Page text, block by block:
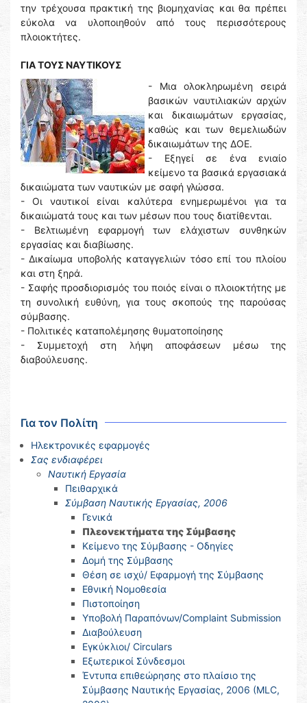
την τρέχουσα πρακτική της βιομηχανίας και θα πρέπει
εύκολα να υλοποιηθούν από τους περισσότερους
πλοιοκτήτες.
ΓΙΑ ΤΟΥΣ ΝΑΥΤΙΚΟΥΣ
- Μια ολοκληρωμένη σειρά
βασικών ναυτιλιακών αρχών
και δικαιωμάτων εργασίας,
καθώς και των θεμελιωδών
δικαιωμάτων της ΔΟΕ.
- Εξηγεί σε ένα ενιαίο
κείμενο τα βασικά εργασιακά
δικαιώματα των ναυτικών με σαφή γλώσσα.
- Οι ναυτικοί είναι καλύτερα ενημερωμένοι για τα
δικαιώματά τους και των μέσων που τους διατίθενται.
- Βελτιωμένη εφαρμογή των ελάχιστων συνθηκών
εργασίας και διαβίωσης.
- Δικαίωμα υποβολής καταγγελιών τόσο επί του πλοίου
και στη ξηρά.
- Σαφής προσδιορισμός του ποιός είναι ο πλοιοκτήτης με
τη συνολική ευθύνη, για τους σκοπούς της παρούσας
σύμβασης.
- Πολιτικές καταπολέμησης θυματοποίησης
- Συμμετοχή στη λήψη αποφάσεων μέσω της
διαβούλευσης.
Για τον Πολίτη
Ηλεκτρονικές εφαρμογές
Σας ενδιαφέρει
Ναυτική Εργασία
Πειθαρχικά
Σύμβαση Ναυτικής Εργασίας, 2006
Γενικά
Πλεονεκτήματα της Σύμβασης
Κείμενο της Σύμβασης - Οδηγίες
Δομή της Σύμβασης
Θέση σε ισχύ/ Εφαρμογή της Σύμβασης
Εθνική Νομοθεσία
Πιστοποίηση
Υποβολή Παραπόνων/Complaint Submission
Διαβούλευση
Εγκύκλιοι/ Circulars
Εξωτερικοί Σύνδεσμοι
Έντυπα επιθεώρησης στο πλαίσιο της
Σύμβασης Ναυτικής Εργασίας, 2006 (MLC,